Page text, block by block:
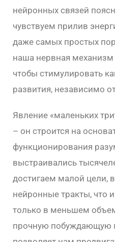
нейронных связей
чувствуем прилив
даже самых простых
наша нервная
чтобы стимулировать
развития, независимо
Явление «маленьких
– он строится на
функционирования
выстраивались
достигаем малой цели,
нейронные тракты, что
только в меньшем
прочную побуждающую